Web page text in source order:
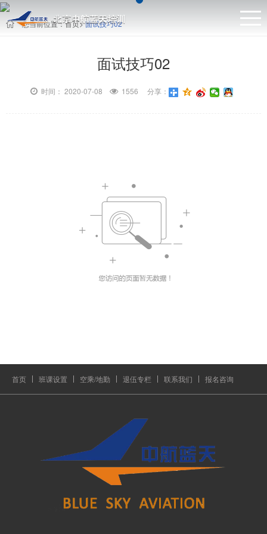
您当前位置：首页>面试技巧02
面试技巧02
时间： 2020-07-08 1556 分享：
首页 班课设置 空乘/地勤 退伍专栏 联系我们 报名咨询